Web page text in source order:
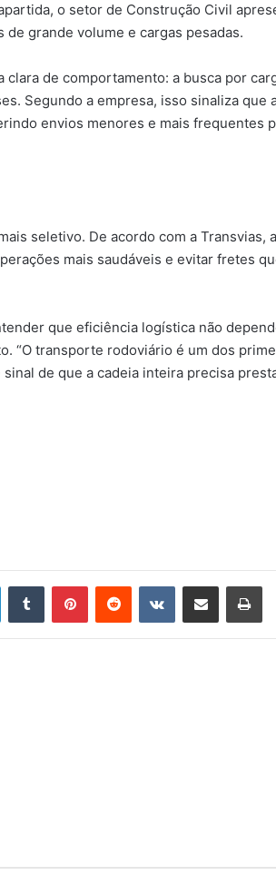
o setor de Construção Civil
grande volume e cargas pesadas.
clara de comportamento: a busca por
Segundo a empresa, isso sinaliza que
envios menores e mais frequentes
seletivo. De acordo com a Transvias,
mais saudáveis e evitar fretes
que eficiência logística não
“O transporte rodoviário é um dos
de que a cadeia inteira precisa
LinkedinTumblr PinterestReddit VK Compartilhar via e-mail